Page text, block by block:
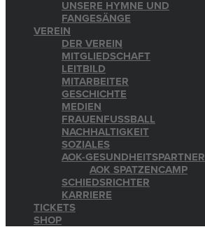
UNSERE HYMNE UND
FANGESÄNGE
VEREIN
DER VEREIN
MITGLIEDSCHAFT
LEITBILD
MITARBEITER
GESCHICHTE
MEDIEN
FRAUENFUSSBALL
NACHHALTIGKEIT
SOZIALES
AOK-GESUNDHEITSPARTNER
AOK SPATZENCAMP
SCHIEDSRICHTER
KARRIERE
TICKETS
SHOP